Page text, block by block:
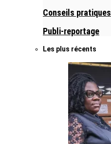
Conseils pratiques
Publi-reportage
Les plus récents